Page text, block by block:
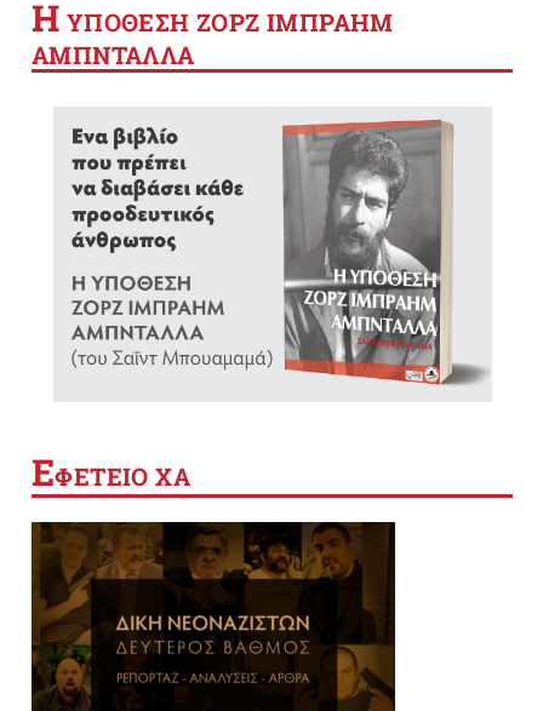
Η YΠΟΘΕΣΗ ΖΟΡΖ ΙΜΠΡΑΗΜ
ΑΜΠΝΤΑΛΛΑ
ΕΦΕΤΕΙΟ ΧΑ